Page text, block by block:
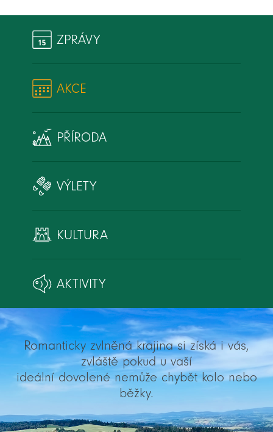
ZPRÁVY
AKCE
PŘÍRODA
VÝLETY
KULTURA
AKTIVITY
Romanticky zvlněná krajina si získá i vás,
zvláště pokud u vaší
ideální dovolené nemůže chybět kolo nebo
běžky.